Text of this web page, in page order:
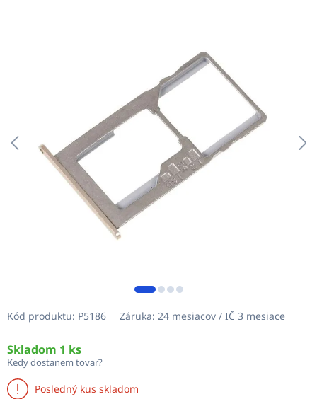
Kód produktu: P5186 Záruka: 24 mesiacov / IČ 3 mesiace
Skladom 1 ks
Kedy dostanem tovar?
Posledný kus skladom